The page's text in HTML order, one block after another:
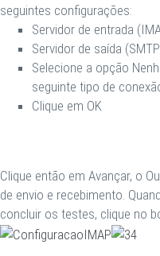
seguintes configurações:
Servidor de entrada
Servidor de saída
Selecione a opção
seguinte tipo de
Clique em OK
Clique então em Avançar, o
de envio e recebimento.
concluir os testes, clique no